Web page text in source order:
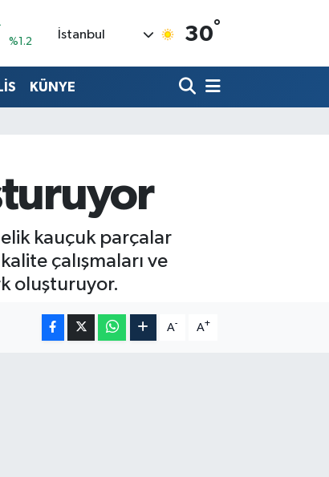
19
İstanbul 30°
KÜNYE
kauçuk parçalar
çalışmaları ve
oluşturuyor.
A- A+